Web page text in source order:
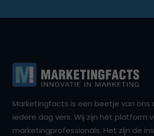
Marketingfacts is een beetje van ons
iedere dag vers. Wij zijn hét platform
marketingprofessionals. Het zijn de